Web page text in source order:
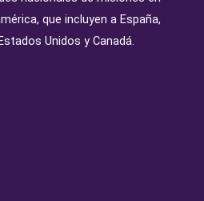
que incluyen a España,
Unidos y Canadá.